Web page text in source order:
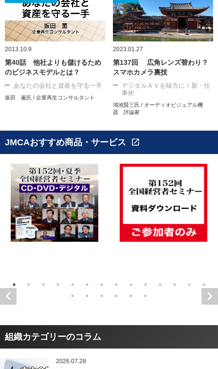
2013.10.9
第40話 他社よりも儲けるため
のビジネスモデルとは？
あなたの会社と資産を守る一手
坂田 薫氏 / 企業再生コンサルタント
2023.01.27
第137回 広角レンズ替わり？
スマホカメラ裏技
デジタルＡＶを味方に！新・仕
事術
鴻池賢三氏 / オーディオビジュアル機
器 評論家
JMCAおすすめ商品・サービス open_in_new
組織カテゴリーのコラム
2026.07.28